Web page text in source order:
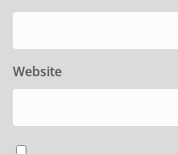
Website